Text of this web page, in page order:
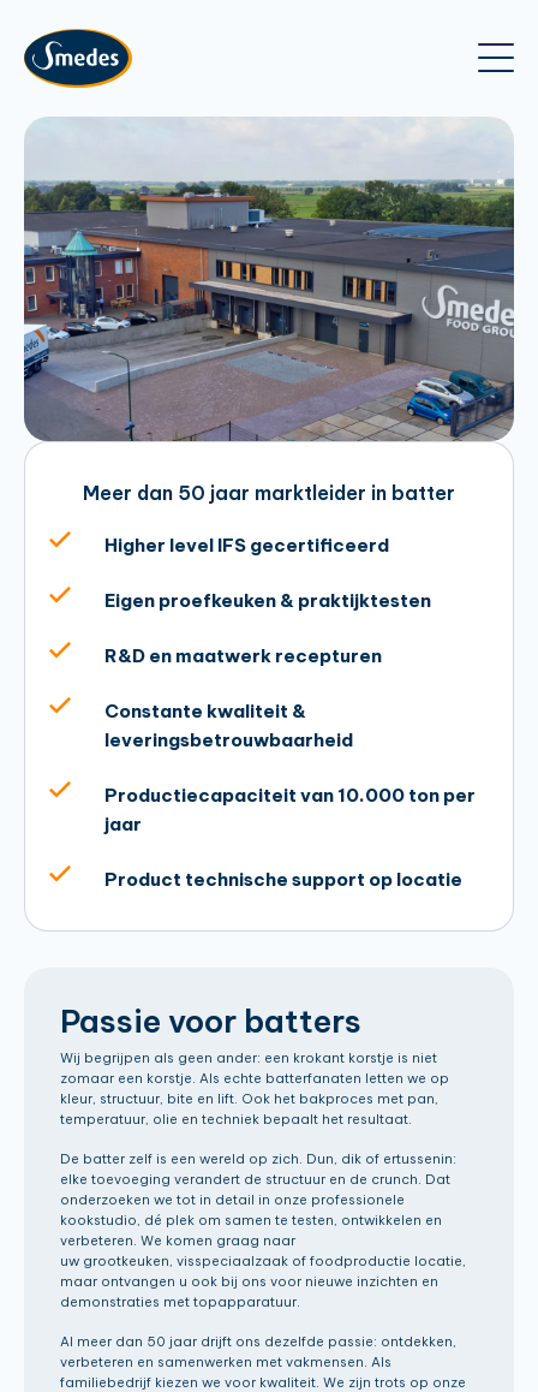
Meer dan 50 jaar marktleider in batter
Higher level IFS gecertificeerd
Eigen proefkeuken & praktijktesten
R&D en maatwerk recepturen
Constante kwaliteit &
leveringsbetrouwbaarheid
Productiecapaciteit van 10.000 ton per
jaar
Product technische support op locatie
Passie voor batters
Wij begrijpen als geen ander: een krokant korstje is niet
zomaar een korstje. Als echte batterfanaten letten we op
kleur, structuur, bite en lift. Ook het bakproces met pan,
temperatuur, olie en techniek bepaalt het resultaat.
De batter zelf is een wereld op zich. Dun, dik of ertussenin:
elke toevoeging verandert de structuur en de crunch. Dat
onderzoeken we tot in detail in onze professionele
kookstudio, dé plek om samen te testen, ontwikkelen en
verbeteren. We komen graag naar
uw grootkeuken, visspeciaalzaak of foodproductie locatie,
maar ontvangen u ook bij ons voor nieuwe inzichten en
demonstraties met topapparatuur.
Al meer dan 50 jaar drijft ons dezelfde passie: ontdekken,
verbeteren en samenwerken met vakmensen. Als
familiebedrijf kiezen we voor kwaliteit. We zijn trots op onze